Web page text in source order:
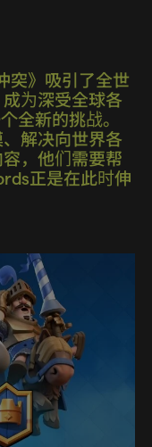
突》吸引了全世
为深受全球各
全新的挑战。
解决向世界各
，他们需要帮
正是在此时伸